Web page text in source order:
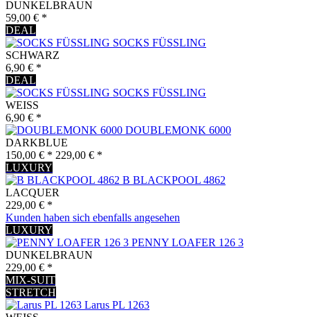
DUNKELBRAUN
59,00 € *
DEAL
SOCKS FÜSSLING
SCHWARZ
6,90 € *
DEAL
SOCKS FÜSSLING
WEISS
6,90 € *
DOUBLEMONK 6000
DARKBLUE
150,00 € * 229,00 € *
LUXURY
B BLACKPOOL 4862
LACQUER
229,00 € *
Kunden haben sich ebenfalls angesehen
LUXURY
PENNY LOAFER 126 3
DUNKELBRAUN
229,00 € *
MIX-SUIT
STRETCH
Larus PL 1263